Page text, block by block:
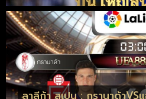
ลาลีก้า สเปน : กรานาด้า